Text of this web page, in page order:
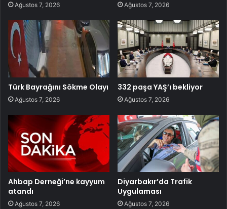
Ağustos 7, 2026 Ağustos 7, 2026
Türk Bayrağını Sökme Olayı
Ağustos 7, 2026
332 paşa YAŞ’ı bekliyor
Ağustos 7, 2026
Ahbap Derneği’ne kayyum
atandı
Ağustos 7, 2026
Diyarbakır’da Trafik
Uygulaması
Ağustos 7, 2026